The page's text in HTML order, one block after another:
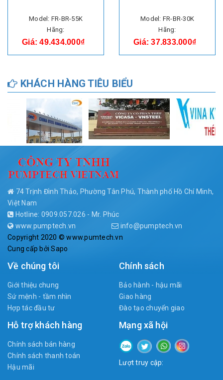
Model: FR-BR-55K
Hãng:
Giá: 49.434.000₫
Model: FR-BR-30K
Hãng:
Giá: 37.833.000₫
KHÁCH HÀNG TIÊU BIỂU
74 Trịnh Đình Thảo, Phường Tân Phú, Thành phố Hồ Chí Minh,
Việt Nam
Hotline: 0909.057.026 - Mr. Phúc
www.pumptech.vn
info@pumptech.vn
Copyright 2020 © www.pumtech.vn
Cung cấp bởiSapo
Về chúng tôi
Giới thiệu chung
Sứ mệnh - tầm nhìn
Hợp tác đầu tư
Chính sách
Bảo hành - hậu mãi
Giao hàng
Đào tạo chuyển giao
Hỗ trợ khách hàng
Chính sách bán hàng
Chính sách thanh toán
Hậu mãi
Mạng xã hội
Lượt truy cập: